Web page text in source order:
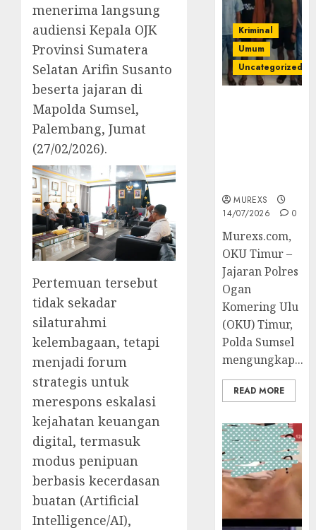
menerima langsung
audiensi Kepala OJK
Provinsi Sumatera
Selatan Arifin Susanto
beserta jajaran di
Mapolda Sumsel,
Palembang, Jumat
(27/02/2026).
Pertemuan tersebut
tidak sekadar
silaturahmi
kelembagaan, tetapi
menjadi forum
strategis untuk
merespons eskalasi
kejahatan keuangan
digital, termasuk
modus penipuan
berbasis kecerdasan
buatan (Artificial
Intelligence/AI),
Kriminal
Umum
Uncategorized
MUREXS
14/07/2026
0
Murexs.com,
OKU Timur –
Jajaran Polres
Ogan
Komering Ulu
(OKU) Timur,
Polda Sumsel
mengungkap...
READ MORE